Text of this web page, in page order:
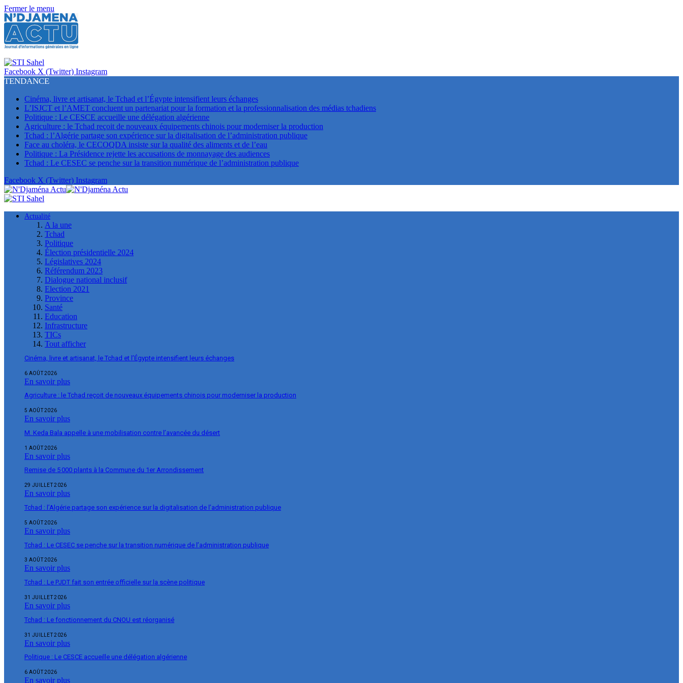
Fermer le menu
Facebook X (Twitter) Instagram
TENDANCE
Cinéma, livre et artisanat, le Tchad et l’Égypte intensifient leurs échanges
L’ISJCT et l’AMET concluent un partenariat pour la formation et la professionnalisation des médias tchadiens
Politique : Le CESCE accueille une délégation algérienne
Agriculture : le Tchad reçoit de nouveaux équipements chinois pour moderniser la production
Tchad : l’Algérie partage son expérience sur la digitalisation de l’administration publique
Face au choléra, le CECOQDA insiste sur la qualité des aliments et de l’eau
Politique : La Présidence rejette les accusations de monnayage des audiences
Tchad : Le CESEC se penche sur la transition numérique de l’administration publique
Facebook X (Twitter) Instagram
Actualité
A la une
Tchad
Politique
Élection présidentielle 2024
Législatives 2024
Référendum 2023
Dialogue national inclusif
Election 2021
Province
Santé
Education
Infrastructure
TICs
Tout afficher
Cinéma, livre et artisanat, le Tchad et l’Égypte intensifient leurs échanges
6 AOÛT 2026
En savoir plus
Agriculture : le Tchad reçoit de nouveaux équipements chinois pour moderniser la production
5 AOÛT 2026
En savoir plus
M. Keda Bala appelle à une mobilisation contre l’avancée du désert
1 AOÛT 2026
En savoir plus
Remise de 5 000 plants à la Commune du 1er Arrondissement
29 JUILLET 2026
En savoir plus
Tchad : l’Algérie partage son expérience sur la digitalisation de l’administration publique
5 AOÛT 2026
En savoir plus
Tchad : Le CESEC se penche sur la transition numérique de l’administration publique
3 AOÛT 2026
En savoir plus
Tchad : Le PJDT fait son entrée officielle sur la scène politique
31 JUILLET 2026
En savoir plus
Tchad : Le fonctionnement du CNOU est réorganisé
31 JUILLET 2026
En savoir plus
Politique : Le CESCE accueille une délégation algérienne
6 AOÛT 2026
En savoir plus